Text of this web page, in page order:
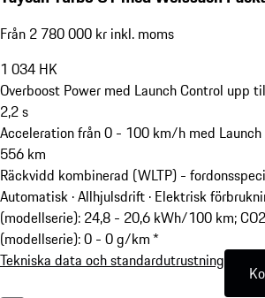
Från 2 780 000 kr inkl. moms
1 034 HK
Overboost Power med Launch Control upp
2,2s
Acceleration från 0 - 100 km/h med Launch
556 km
Räckvidd kombinerad (WLTP) -
Automatisk · Allhjulsdrift · Elektrisk
(modellserie): 24,8 - 20,6 kWh/100 km;
(modellserie): 0 - 0 g/km *
Tekniska data och standardutrustning